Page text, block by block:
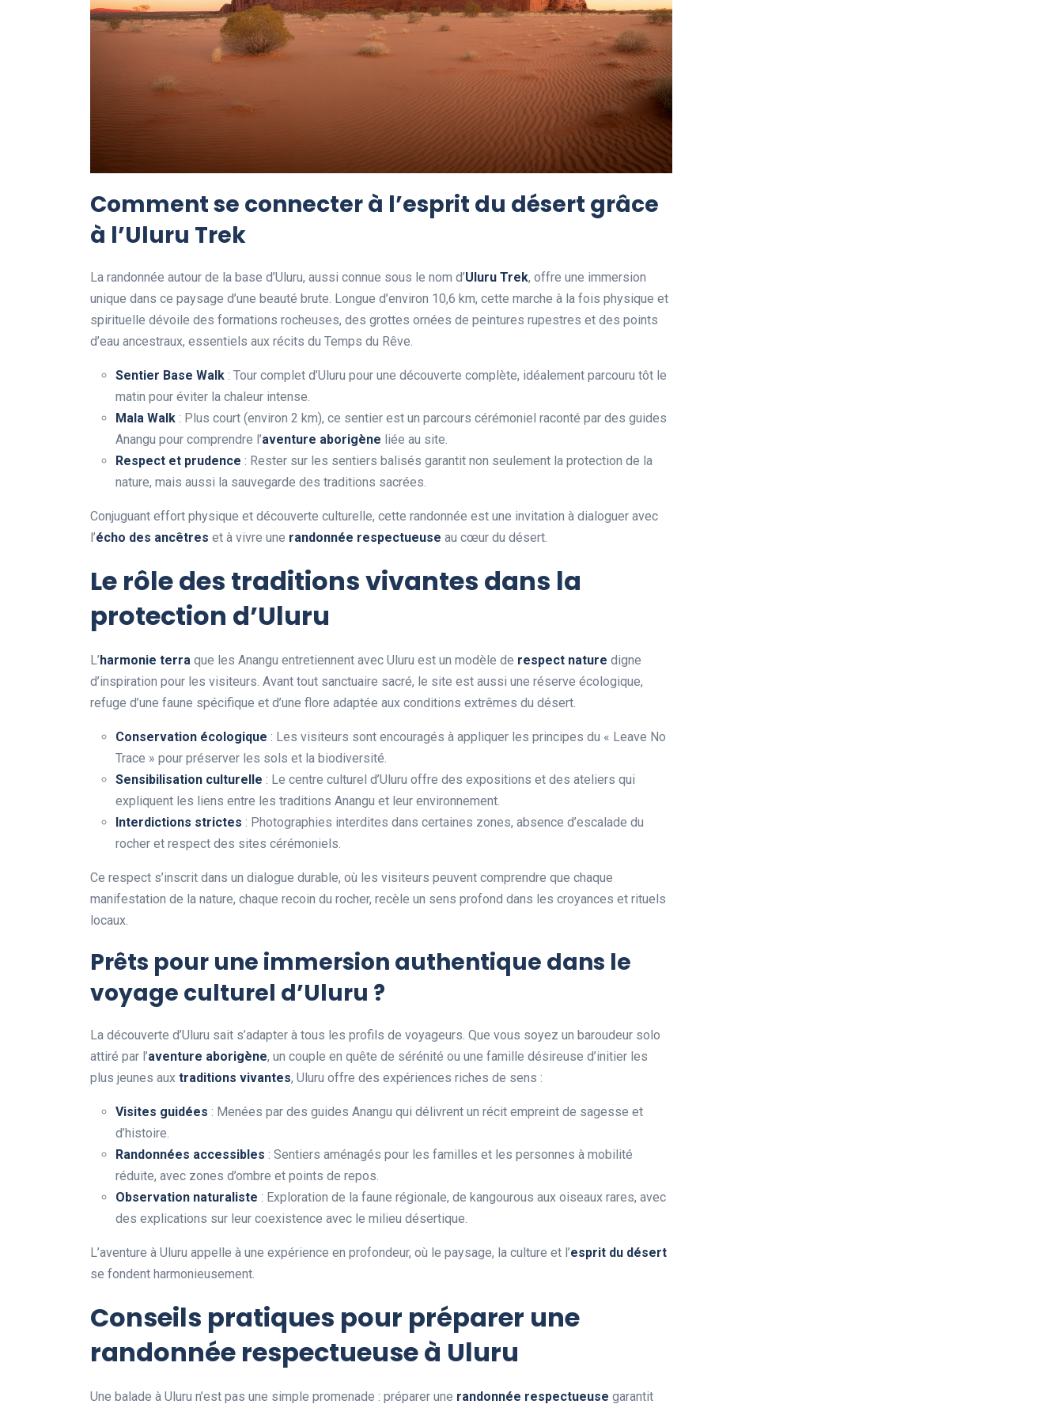
Comment se connecter à l’esprit du désert grâce
à l’Uluru Trek
La randonnée autour de la base d’Uluru, aussi connue sous le nom d’Uluru Trek, offre une immersion
unique dans ce paysage d’une beauté brute. Longue d’environ 10,6 km, cette marche à la fois physique et
spirituelle dévoile des formations rocheuses, des grottes ornées de peintures rupestres et des points
d’eau ancestraux, essentiels aux récits du Temps du Rêve.
Sentier Base Walk : Tour complet d’Uluru pour une découverte complète, idéalement parcouru tôt le
matin pour éviter la chaleur intense.
Mala Walk : Plus court (environ 2 km), ce sentier est un parcours cérémoniel raconté par des guides
Anangu pour comprendre l’aventure aborigène liée au site.
Respect et prudence : Rester sur les sentiers balisés garantit non seulement la protection de la
nature, mais aussi la sauvegarde des traditions sacrées.
Conjuguant effort physique et découverte culturelle, cette randonnée est une invitation à dialoguer avec
l’écho des ancêtres et à vivre une randonnée respectueuse au cœur du désert.
Le rôle des traditions vivantes dans la
protection d’Uluru
L’ harmonie terra que les Anangu entretiennent avec Uluru est un modèle de respect nature digne
d’inspiration pour les visiteurs. Avant tout sanctuaire sacré, le site est aussi une réserve écologique,
refuge d’une faune spécifique et d’une flore adaptée aux conditions extrêmes du désert.
Conservation écologique : Les visiteurs sont encouragés à appliquer les principes du « Leave No
Trace » pour préserver les sols et la biodiversité.
Sensibilisation culturelle : Le centre culturel d’Uluru offre des expositions et des ateliers qui
expliquent les liens entre les traditions Anangu et leur environnement.
Interdictions strictes : Photographies interdites dans certaines zones, absence d’escalade du
rocher et respect des sites cérémoniels.
Ce respect s’inscrit dans un dialogue durable, où les visiteurs peuvent comprendre que chaque
manifestation de la nature, chaque recoin du rocher, recèle un sens profond dans les croyances et rituels
locaux.
Prêts pour une immersion authentique dans le
voyage culturel d’Uluru ?
La découverte d’Uluru sait s’adapter à tous les profils de voyageurs. Que vous soyez un baroudeur solo
attiré par l’aventure aborigène, un couple en quête de sérénité ou une famille désireuse d’initier les
plus jeunes aux traditions vivantes, Uluru offre des expériences riches de sens :
Visites guidées : Menées par des guides Anangu qui délivrent un récit empreint de sagesse et
d’histoire.
Randonnées accessibles : Sentiers aménagés pour les familles et les personnes à mobilité
réduite, avec zones d’ombre et points de repos.
Observation naturaliste : Exploration de la faune régionale, de kangourous aux oiseaux rares, avec
des explications sur leur coexistence avec le milieu désertique.
L’aventure à Uluru appelle à une expérience en profondeur, où le paysage, la culture et l’esprit du désert
se fondent harmonieusement.
Conseils pratiques pour préparer une
randonnée respectueuseà Uluru
Une balade à Uluru n’est pas une simple promenade : préparer une randonnée respectueuse garantit